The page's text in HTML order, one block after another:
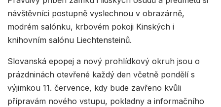
návštěvníci postupně vyslechnou v obrazárně,
modrém salónku, krbovém pokoji Kinských i
knihovním salónu Liechtensteinů.
Slovanská epopej a nový prohlídkový okruh jsou o
prázdninách otevřené každý den včetně pondělí s
výjimkou 11. července, kdy bude zavřeno kvůli
přípravám nového vstupu, pokladny a informačního